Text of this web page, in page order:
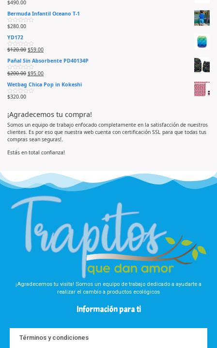
V
l
o
r
a
o
e
n
0
e
5
$490.00
Bermuda Infantil Oceano T-1
V
l
o
r
a
o
e
n
0
e
5
$280.00
YD172
V
l
o
r
a
o
e
n
0
5
$120.00 $59.00
Pañal Sin Absorbente PD40134P
V
l
o
r
a
e
n
0
d
e
5
$200.00 $95.00
Wetbag Chica Pop in Kokeshi
V
o
r
a
d
o
n
d
$320.00
¡Agradecemos tu compra!
Somos un equipo de trabajo enfocado completamente en la satisfacción de nuestros
clientes. Es por eso que nuestra web cuenta con certificación SSL para que todas tus
compras sean seguras!.
Estás en total confianza!
¡Agradecemos tu visita! Somos un equipo de trabajo dedicado a ayudarte a
realizar el cambio a productos ecológicos
Información para ti
Términos y condiciones